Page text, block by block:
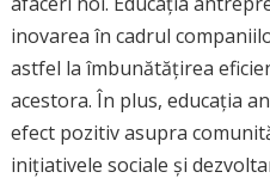
inovarea în cadrul
astfel la îmbunătățirea
acestora. În plus, educația
efect pozitiv asupra
inițiativele sociale și